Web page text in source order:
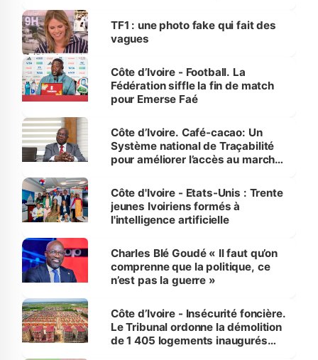
sur la scène internationale »
TF1 : une photo fake qui fait des
vagues
Côte d’Ivoire - Football. La
Fédération siffle la fin de match
pour Emerse Faé
Côte d’Ivoire. Café-cacao: Un
Système national de Traçabilité
pour améliorer l’accès au marché
Côte d'Ivoire - Etats-Unis : Trente
jeunes Ivoiriens formés à
l'intelligence artificielle
Charles Blé Goudé « Il faut qu’on
comprenne que la politique, ce
n’est pas la guerre »
Côte d’Ivoire - Insécurité foncière.
Le Tribunal ordonne la démolition
de 1 405 logements inaugurés